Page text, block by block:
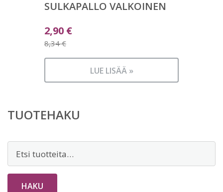
SULKAPALLO VALKOINEN
8,34€
Alkuperäinen
hinta
oli:
2,90 €
Nykyinen
on:
LUE LISÄÄ »
TUOTEHAKU
HAKU